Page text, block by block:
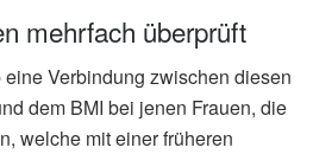
mehrfach überprüft
Verbindung zwischen diesen
dem BMI bei jenen Frauen, die
welche mit einer früheren